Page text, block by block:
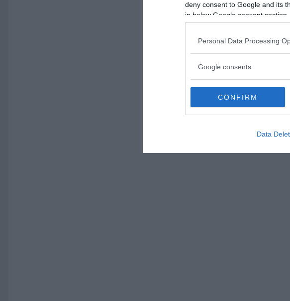
deny consent to Google and its
in below Google consent section.
Personal Data Processing
Google consents
CONFIRM
Data